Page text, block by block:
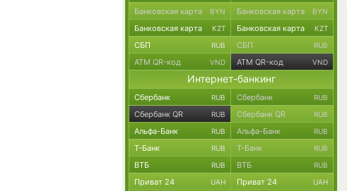
Банковская карта BYN Банковская карта BYN
Банковская карта KZT Банковская карта KZT
СБП RUB СБП RUB
ATM QR-код VND ATM QR-код VND
Интернет-банкинг
Сбербанк RUB Сбербанк RUB
Сбербанк QR RUB Сбербанк QR RUB
Альфа-Банк RUB Альфа-Банк RUB
Т-Банк RUB Т-Банк RUB
ВТБ RUB ВТБ RUB
Приват 24 UAH Приват 24 UAH